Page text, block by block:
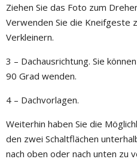
Ziehen Sie das Foto zum
Verwenden Sie die Kneifgeste
Verkleinern.
3 – Dachausrichtung. Sie
90 Grad wenden.
4 – Dachvorlagen.
Weiterhin haben Sie die
den zwei Schaltflächen
nach oben oder nach unten zu